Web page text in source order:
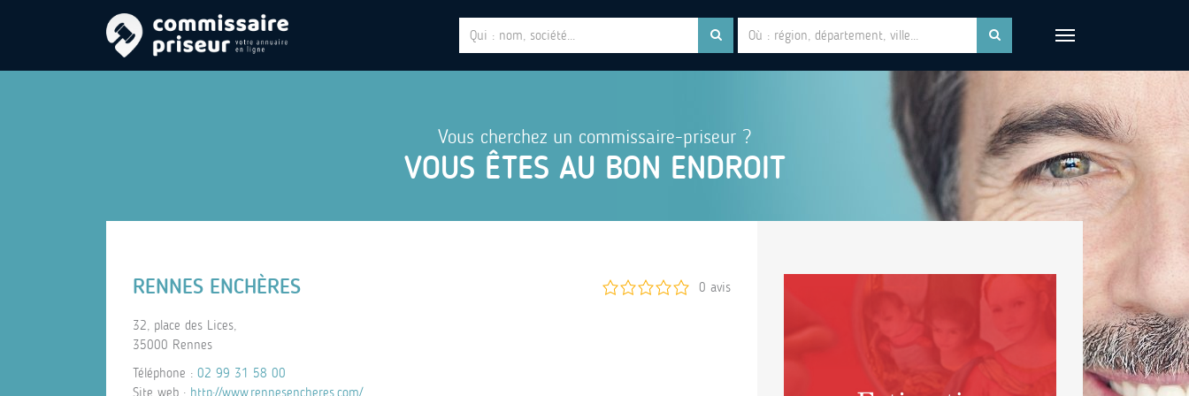
Vous cherchez un commissaire-priseur ?
VOUS ÊTES AU BON ENDROIT
0 avis
RENNES ENCHÈRES
32, place des Lices,
35000 Rennes
Téléphone : 02 99 31 58 00
Site web : http://www.rennesencheres.com/